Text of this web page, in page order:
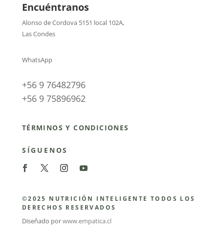
Encuéntranos
Alonso de Cordova 5151 local 102A,
Las Condes
WhatsApp
+56 9 76482796
+56 9 75896962
TÉRMINOS Y CONDICIONES
SÍGUENOS
©2025 NUTRICIÓN INTELIGENTE TODOS LOS
DERECHOS RESERVADOS
Diseñado porwww.empatica.cl